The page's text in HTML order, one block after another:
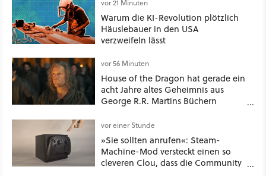
vor 21 Minuten
Warum die KI-Revolution plötzlich
Häuslebauer in den USA
verzweifeln lässt
vor 56 Minuten
House of the Dragon hat gerade ein
acht Jahre altes Geheimnis aus
George R.R. Martins Büchern
vor einer Stunde
»Sie sollten anrufen«: Steam-
Machine-Mod versteckt einen so
cleveren Clou, dass die Community